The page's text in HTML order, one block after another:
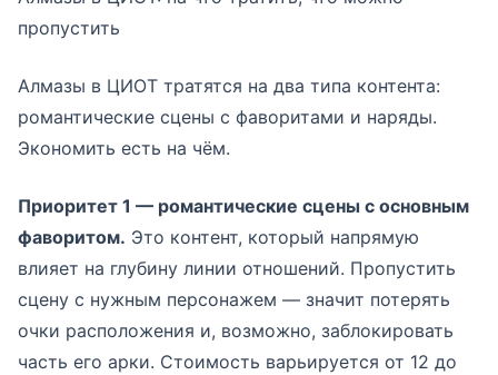
пропустить
Алмазы в ЦИОТ тратятся на два типа контента:
романтические сцены с фаворитами и наряды.
Экономить есть на чём.
Приоритет 1 — романтические сцены с основным
фаворитом. Это контент, который напрямую
влияет на глубину линии отношений. Пропустить
сцену с нужным персонажем — значит потерять
очки расположения и, возможно, заблокировать
часть его арки. Стоимость варьируется от 12 до